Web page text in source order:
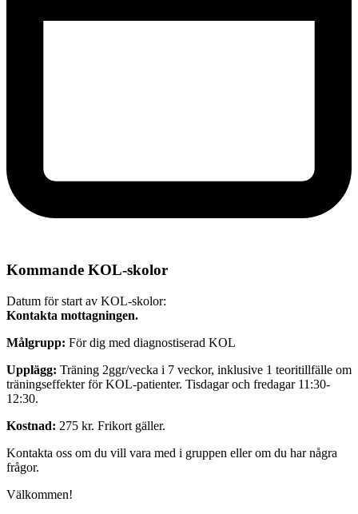
Kommande KOL-skolor
Datum för start av KOL-skolor:
Kontakta mottagningen.
Målgrupp: För dig med diagnostiserad KOL
Upplägg: Träning 2ggr/vecka i 7 veckor, inklusive 1 teoritillfälle om
träningseffekter för KOL-patienter. Tisdagar och fredagar 11:30-
12:30.
Kostnad: 275 kr. Frikort gäller.
Kontakta oss om du vill vara med i gruppen eller om du har några
frågor.
Välkommen!